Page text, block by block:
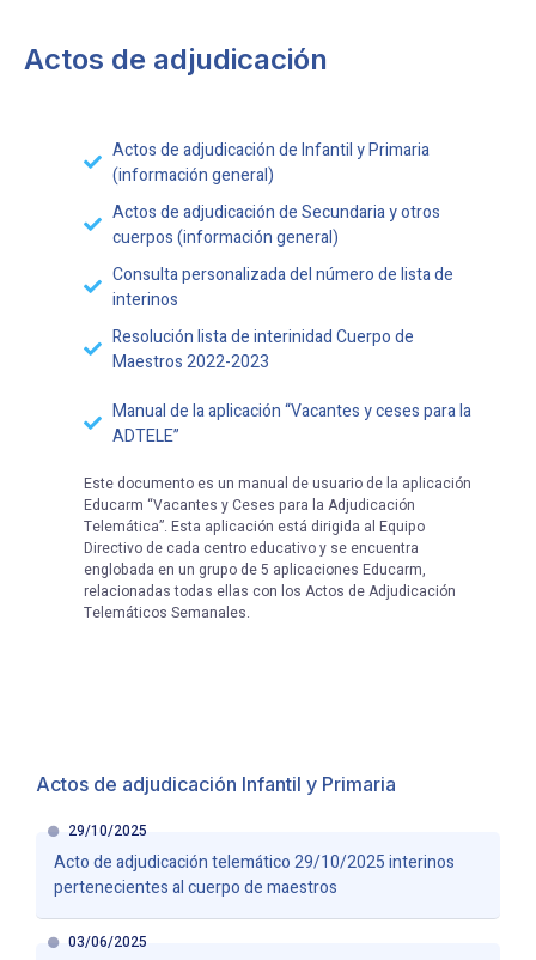
Actos de adjudicación
Actos de adjudicación de Infantil y Primaria
(información general)
Actos de adjudicación de Secundaria y otros
cuerpos (información general)
Consulta personalizada del número de lista de
interinos
Resolución lista de interinidad Cuerpo de
Maestros 2022-2023
Manual de la aplicación “Vacantes y ceses para la
ADTELE”
Este documento es un manual de usuario de la aplicación
Educarm “Vacantes y Ceses para la Adjudicación
Telemática”. Esta aplicación está dirigida al Equipo
Directivo de cada centro educativo y se encuentra
englobada en un grupo de 5 aplicaciones Educarm,
relacionadas todas ellas con los Actos de Adjudicación
Telemáticos Semanales.
Actos de adjudicación Infantil y Primaria
Acto de adjudicación telemático 29/10/2025 interinos
pertenecientes al cuerpo de maestros
29/10/2025
03/06/2025